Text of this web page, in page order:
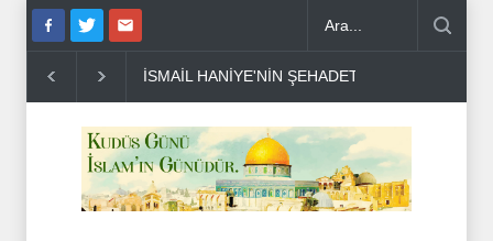
İSMAİL HANİYE'NİN ŞEHADETİNİN ÜZERİNDEN